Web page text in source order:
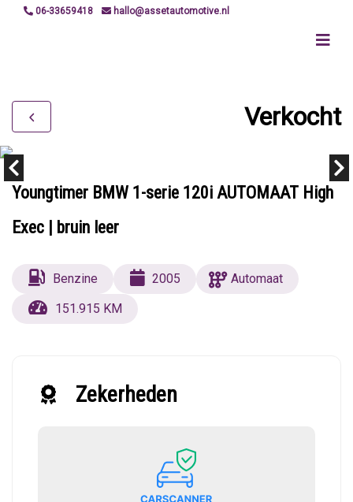
06-33659418 hallo@assetautomotive.nl
Verkocht
Youngtimer BMW 1-serie 120i AUTOMAAT High
Exec | bruin leer
Benzine 2005
Automaat
151.915 KM
Zekerheden